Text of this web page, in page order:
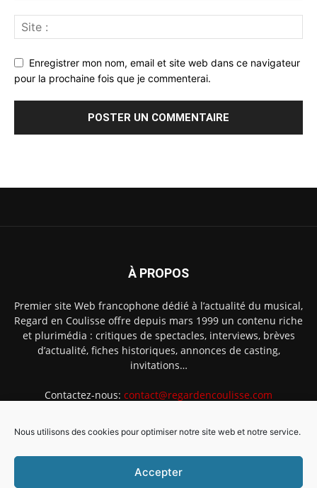
Nous utilisons des cookies pour optimiser notre site web et notre service.
Accepter
Enregistrer mon nom, email et site web dans ce navigateur
pour la prochaine fois que je commenterai.
À PROPOS
Premier site Web francophone dédié à l’actualité du musical,
Regard en Coulisse offre depuis mars 1999 un contenu riche
et plurimédia : critiques de spectacles, interviews, brèves
d’actualité, fiches historiques, annonces de casting,
invitations…
Contactez-nous: contact@regardencoulisse.com